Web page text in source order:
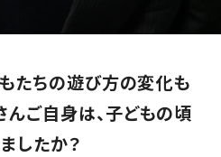
もたちの遊び方の変化も
んご自身は、子どもの頃
したか？